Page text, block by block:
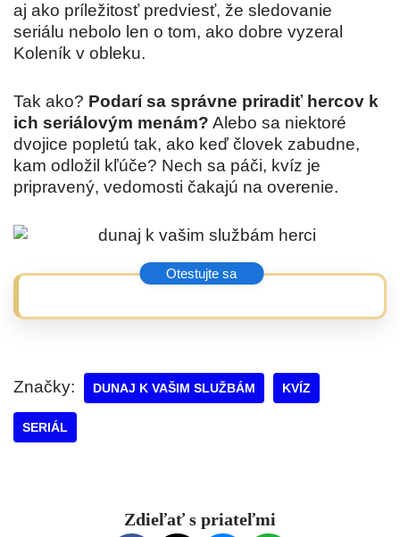
aj ako príležitosť predviesť, že sledovanie
seriálu nebolo len o tom, ako dobre vyzeral
Koleník v obleku.
Tak ako? Podarí sa správne priradiť hercov k
ich seriálovým menám? Alebo sa niektoré
dvojice popletú tak, ako keď človek zabudne,
kam odložil kľúče? Nech sa páči, kvíz je
pripravený, vedomosti čakajú na overenie.
Značky: DUNAJ K VAŠIM SLUŽBÁM KVÍZ
SERIÁL
Zdieľať s priateľmi